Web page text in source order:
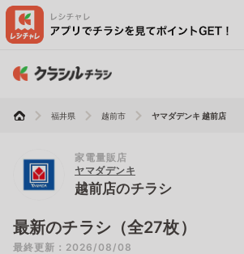
福井県 越前市 ヤマダデンキ 越前店
家電量販店
ヤマダデンキ
越前店のチラシ
最新のチラシ（全27枚）
最終更新：2026/08/08